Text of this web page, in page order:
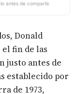
antes de compartir.
Donald
fin de las
justo antes de
establecido por
de 1973,